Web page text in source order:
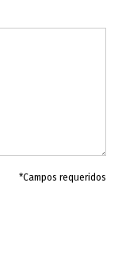
*Campos requeridos